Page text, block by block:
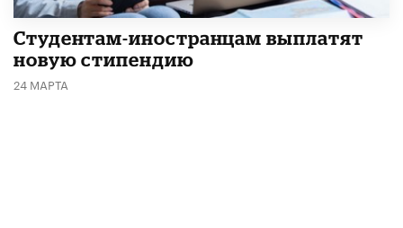
Студентам-иностранцам выплатят
новую стипендию
24 МАРТА